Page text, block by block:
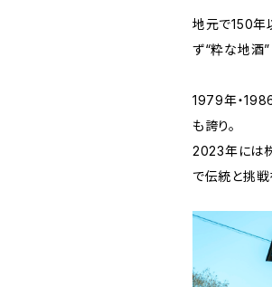
地元で150年
ず“粋な地酒”
1979年・
も誇り。
2023年には
で伝統と挑戦